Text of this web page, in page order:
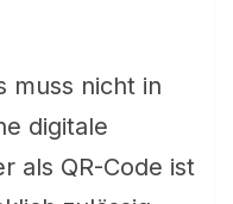
muss nicht in
digitale
als QR-Code ist